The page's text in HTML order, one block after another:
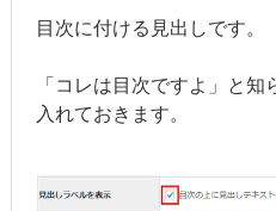
目次に付ける見出しです。
「コレは目次ですよ」と
入れておきます。